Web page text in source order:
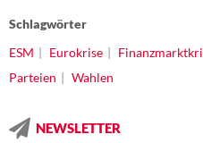
Schlagwörter
ESM
Eurokrise
Parteien
Wahlen
NEWSLETTER